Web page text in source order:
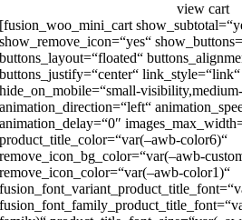
view cart
[fusion_woo_mini_cart
show_remove_icon=“yes“
buttons_layout=“floated“
buttons_justify=“center“
hide_on_mobile=“small-
animation_direction=“left“
animation_delay=“0″
product_title_color=“var(–awb-color6)“
remove_icon_bg_color=“var(–awb-
remove_icon_color=“var(–awb-color1)“